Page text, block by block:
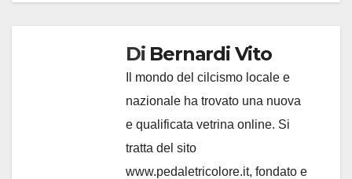
Di Bernardi Vito
Il mondo del cilcismo locale e
nazionale ha trovato una nuova
e qualificata vetrina online. Si
tratta del sito
www.pedaletricolore.it, fondato e